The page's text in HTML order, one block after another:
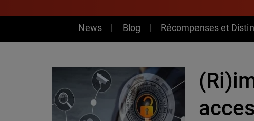
News
News Blog Récompenses et